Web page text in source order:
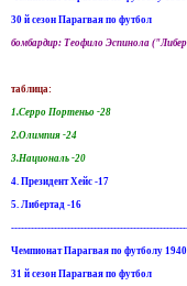
30 й сезон Парагвая по футбол
бомбардир: Теофило Эспинола
таблица:
1.Серро Портеньо -28
2.Олимпия -24
3.Националь -20
4. Президент Хейс -17
5. Либертад -16
Чемпионат Парагвая по футболу 1940
31 й сезон Парагвая по футбол